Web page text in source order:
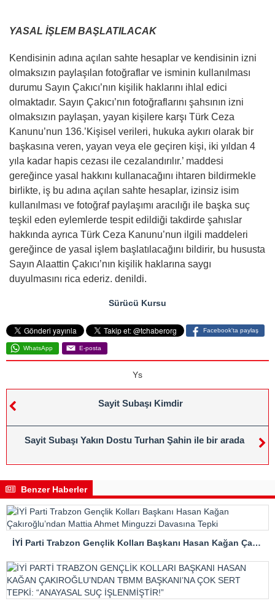
YASAL İŞLEM BAŞLATILACAK
Kendisinin adına açılan sahte hesaplar ve kendisinin izni
olmaksızın paylaşılan fotoğraflar ve isminin kullanılması
durumu Sayın Çakıcı’nın kişilik haklarını ihlal edici
olmaktadır. Sayın Çakıcı’nın fotoğraflarını şahsının izni
olmaksızın paylaşan, yayan kişilere karşı Türk Ceza
Kanunu’nun 136.’Kişisel verileri, hukuka aykırı olarak bir
başkasına veren, yayan veya ele geçiren kişi, iki yıldan 4
yıla kadar hapis cezası ile cezalandırılır.’ maddesi
gereğince yasal hakkını kullanacağını ihtaren bildirmekle
birlikte, iş bu adına açılan sahte hesaplar, izinsiz isim
kullanılması ve fotoğraf paylaşımı aracılığı ile başka suç
teşkil eden eylemlerde tespit edildiği takdirde şahıslar
hakkında ayrıca Türk Ceza Kanunu’nun ilgili maddeleri
gereğince de yasal işlem başlatılacağını bildirir, bu hususta
Sayın Alaattin Çakıcı’nın kişilik haklarına saygı
duyulmasını rica ederiz. denildi.
Sürücü Kursu
Facebook'ta paylaş
WhatsApp E-posta
Ys
Sayit Subaşı Kimdir
Sayit Subaşı Yakın Dostu Turhan Şahin ile bir arada
Benzer Haberler
İYİ Parti Trabzon Gençlik Kolları Başkanı Hasan Kağan Çakıroğlu’ndan Mattia Ahmet Minguzzi Davasına Tepki